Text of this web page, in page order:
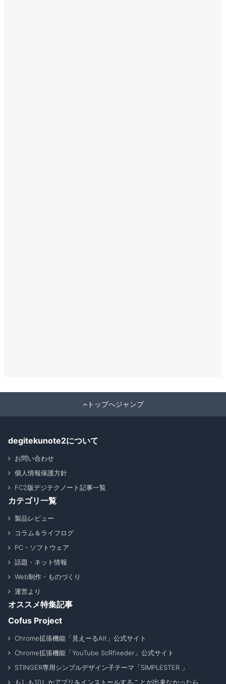
トップへジャンプ
degitekunote2について
お問い合わせ
個人情報保護方針
FC2版デジテクノート記事一覧
カテゴリ一覧
製品レビュー
コラム＆ライフログ
PC・ソフトウェア
話題・ネット情報
Web制作・ものづくり
運営より
オススメ特集記事
Cofus Project
Chrome拡張機能「見えーるAlt」公式サイト
Chrome拡張機能「YouTube ScRfixeder」公式サイト
STINGER専用シンプルデザイン子テーマ「SIMPLESTER 」
もしも10しかアプリをインストールすることが出来なかったら _